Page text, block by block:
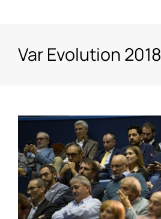
contenuto
Var Evolution 2018
Ingrandisci
immagine